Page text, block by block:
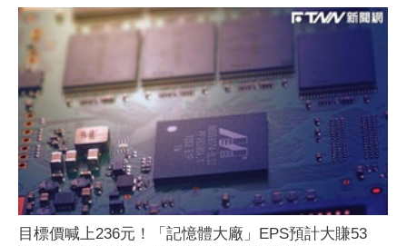
目標價喊上236元！「記憶體大廠」EPS預計大賺53